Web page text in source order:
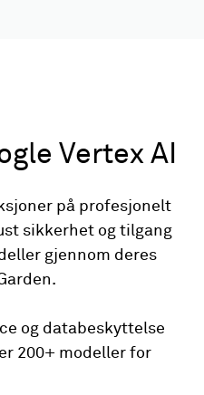
Vertex AI
på profesjonelt
sikkerhet og tilgang
gjennom deres
og databeskyttelse
200+ modeller for